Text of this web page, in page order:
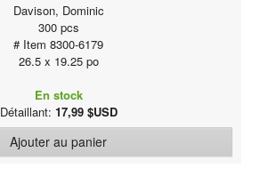
Davison, Dominic
300 pcs
# Item 8300-6179
26.5 x 19.25 po
En stock
Détaillant: 17,99 $USD
Ajouter au panier